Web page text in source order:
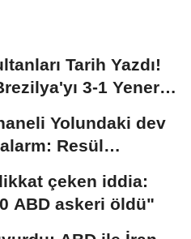
Tarih Yazdı!
3-1 Yenerek
Yolundaki dev
Resül
yetkililere...
çeken iddia:
ABD askeri öldü"